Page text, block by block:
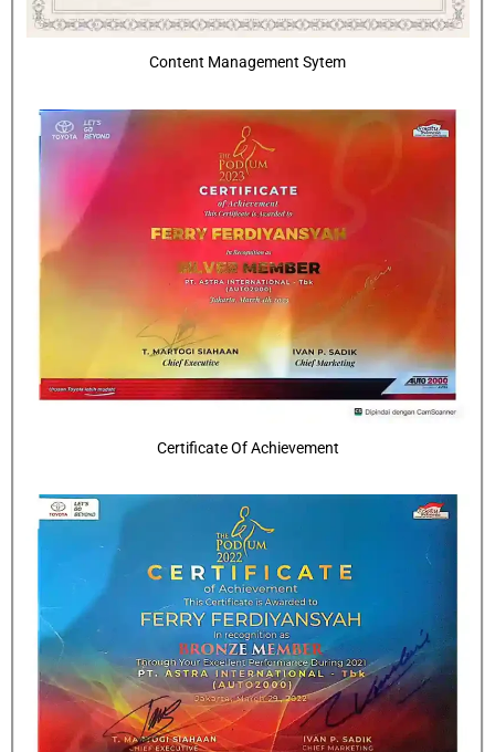
Content Management Sytem
Certificate Of Achievement